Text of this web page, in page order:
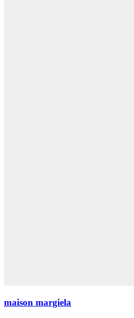
maison margiela